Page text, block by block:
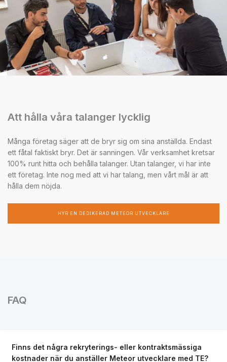
Att hålla våra talanger lycklig
Många företag säger att de bryr sig om sina anställda. Endast
ett fåtal faktiskt bryr. Det är sanningen. Vår verksamhet kretsar
100% runt hitta och behålla talanger. Utan talanger, vi har inte
ett företag. Inte nog med att vi har talang, men vårt mål är att
hålla dem nöjda.
HYR EN DEDIKERAD METEOR UTVECKLARE
FAQ
Finns det några rekryterings- eller kontraktsmässiga
kostnader när du anställer Meteor utvecklare med TE?